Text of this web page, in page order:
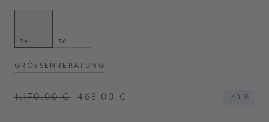
34 36
GRÖSSENBERATUNG
1.170,00 € 468,00 € -60 %